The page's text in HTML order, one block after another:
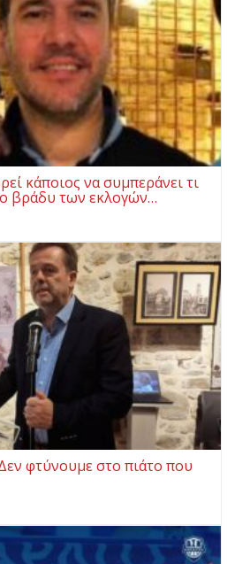
κάποιος να συμπεράνει τι
βράδυ των εκλογών…
φτύνουμε στο πιάτο που